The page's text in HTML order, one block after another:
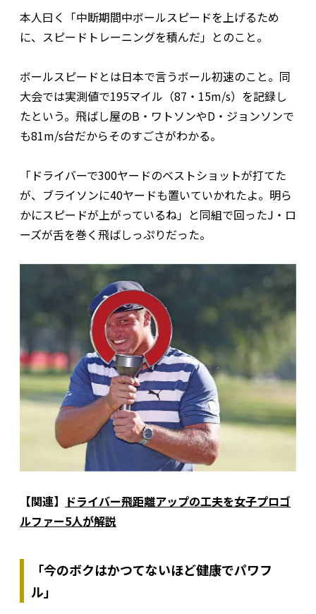
本人曰く「中断期間中ボールスピードを上げるため
に、スピードトレーニングを積んだ」とのこと。
ボールスピードとは日本で言うボール初速のこと。同
大会では実測値で195マイル（87・15‌m/s）を記録し
たという。飛ばし屋のB・ワトソンやD・ジョンソンで
も81‌m/s台だからそのすごさがわかる。
「ドライバーで300ヤードのベストショットが打てた
が、ブライソンに40ヤードも置いていかれたよ。明ら
かにスピードが上がっているね」と同組で回ったJ・ロ
ーズが舌を巻く飛ばしっぷりだった。
【関連】 ドライバー飛距離アップの工夫を女子プロゴ
ルファー5人が解説
「今のボクはかつてないほど健康でパワフ
ル」